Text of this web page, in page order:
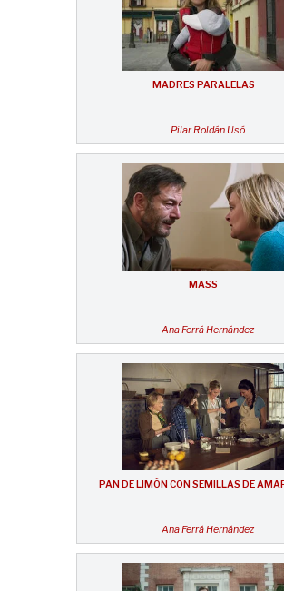
MADRES PARALELAS
Pilar Roldán Usó
MASS
Ana Ferrá Hernández
PAN DE LIMÓN CON SEMILLAS DE
Ana Ferrá Hernández